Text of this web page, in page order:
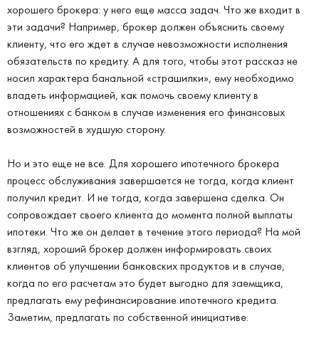
хорошего брокера: у него еще масса задач. Что же входит в
эти задачи? Например, брокер должен объяснить своему
клиенту, что его ждет в случае невозможности исполнения
обязательств по кредиту. А для того, чтобы этот рассказ не
носил характера банальной «страшилки», ему необходимо
владеть информацией, как помочь своему клиенту в
отношениях с банком в случае изменения его финансовых
возможностей в худшую сторону.
Но и это еще не все. Для хорошего ипотечного брокера
процесс обслуживания завершается не тогда, когда клиент
получил кредит. И не тогда, когда завершена сделка. Он
сопровождает своего клиента до момента полной выплаты
ипотеки. Что же он делает в течение этого периода? На мой
взгляд, хороший брокер должен информировать своих
клиентов об улучшении банковских продуктов и в случае,
когда по его расчетам это будет выгодно для заемщика,
предлагать ему рефинансирование ипотечного кредита.
Заметим, предлагать по собственной инициативе.